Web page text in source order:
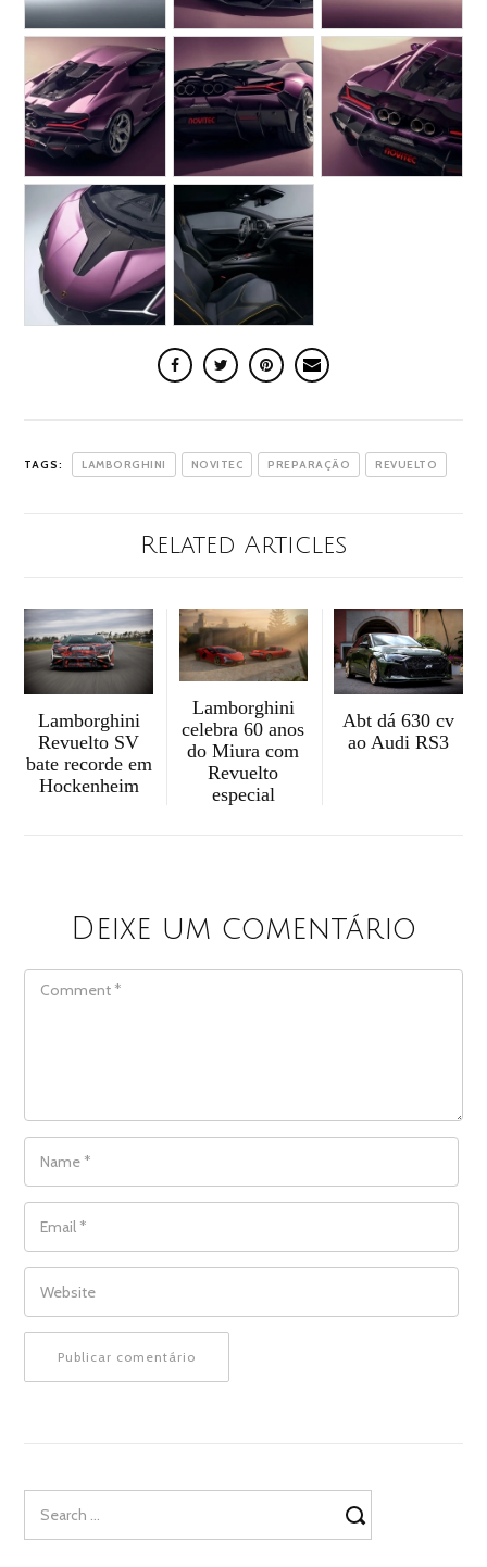
TAGS: LAMBORGHINI NOVITEC PREPARAÇÃO REVUELTO
Related Articles
Lamborghini
Revuelto SV
bate recorde em
Hockenheim
Lamborghini
celebra 60 anos
do Miura com
Revuelto
especial
Abt dá 630 cv
ao Audi RS3
Deixe um comentário
COMMENT
NAME
EMAIL
WEBSITE
for: